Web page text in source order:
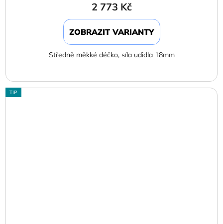
2 773 Kč
ZOBRAZIT VARIANTY
Středně měkké déčko, síla udidla 18mm
TIP